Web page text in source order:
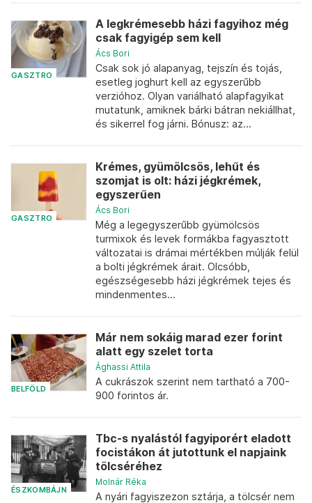
GASZTRO
A legkrémesebb házi fagyihoz még
csak fagyigép sem kell
Ács Bori
Csak sok jó alapanyag, tejszín és tojás,
esetleg joghurt kell az egyszerűbb
verzióhoz. Olyan variálható alapfagyikat
mutatunk, amiknek bárki bátran nekiállhat,
és sikerrel fog járni. Bónusz: az...
GASZTRO
Krémes, gyümölcsös, lehűt és
szomjat is olt: házi jégkrémek,
egyszerűen
Ács Bori
Még a legegyszerűbb gyümölcsös
turmixok és levek formákba fagyasztott
változatai is drámai mértékben múlják felül
a bolti jégkrémek árait. Olcsóbb,
egészségesebb házi jégkrémek tejes és
mindenmentes...
BELFÖLD
Már nem sokáig marad ezer forint
alatt egy szelet torta
Ághassi Attila
A cukrászok szerint nem tartható a 700-
900 forintos ár.
ÉSZKOMBÁJN
Tbc-s nyalástól fagyiporért eladott
focistákon át jutottunk el napjaink
tölcséréhez
Molnár Réka
A nyári fagyiszezon sztárja, a tölcsér nem